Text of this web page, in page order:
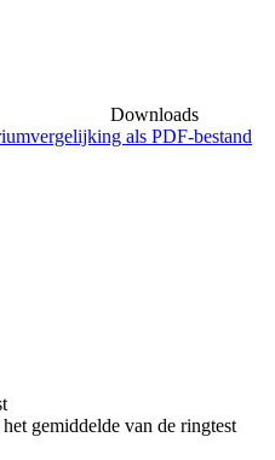
Downloads
als PDF-bestand
gemiddelde van de ringtest